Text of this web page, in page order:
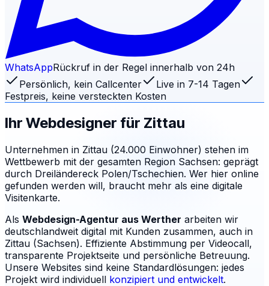
WhatsAppRückruf in der Regel innerhalb von 24h
Persönlich, kein Callcenter
Live in 7-14 Tagen
Festpreis, keine versteckten Kosten
Ihr Webdesigner für Zittau
Unternehmen in Zittau (24.000 Einwohner) stehen im
Wettbewerb mit der gesamten Region Sachsen: geprägt
durch Dreiländereck Polen/Tschechien. Wer hier online
gefunden werden will, braucht mehr als eine digitale
Visitenkarte.
Als Webdesign-Agentur aus Werther arbeiten wir
deutschlandweit digital mit Kunden zusammen, auch in
Zittau (Sachsen). Effiziente Abstimmung per Videocall,
transparente Projektseite und persönliche Betreuung.
Unsere Websites sind keine Standardlösungen: jedes
Projekt wird individuell konzipiert und entwickelt.